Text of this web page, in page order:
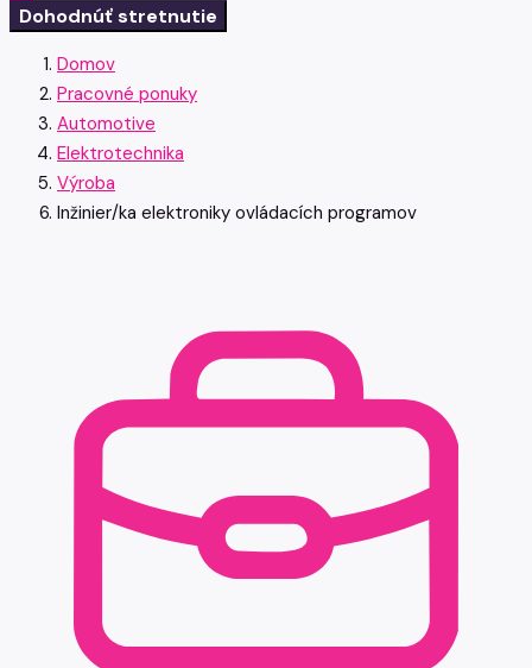
Dohodnúť stretnutie
Domov
Pracovné ponuky
Automotive
Elektrotechnika
Výroba
Inžinier/ka elektroniky ovládacích programov